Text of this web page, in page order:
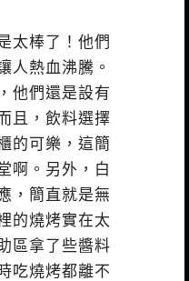
太棒了！他們
人熱血沸騰。
他們還是設有
且，飲料選擇
的可樂，這簡
啊。另外，白
，簡直就是無
的燒烤實在太
區拿了些醬料
吃燒烤都離不